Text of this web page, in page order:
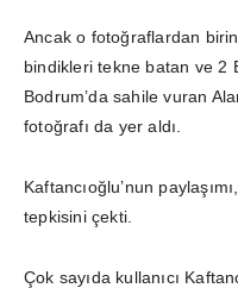
Ancak o fotoğraflardan
bindikleri tekne batan ve 2
Bodrum’da sahile vuran
fotoğrafı da yer aldı.
Kaftancıoğlu’nun
tepkisini çekti.
Çok sayıda kullanıcı